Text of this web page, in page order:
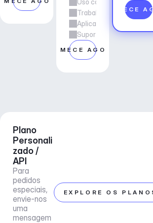
Uso comercial
Trabalho freelancer e de
Aplicações e Serviços
Suporte ao gerente de
COMECE AGORA
COMECE
Plano
Personali
zado /
API
Para
pedidos
especiais,
envie-nos
uma
mensagem
EXPLORE OS